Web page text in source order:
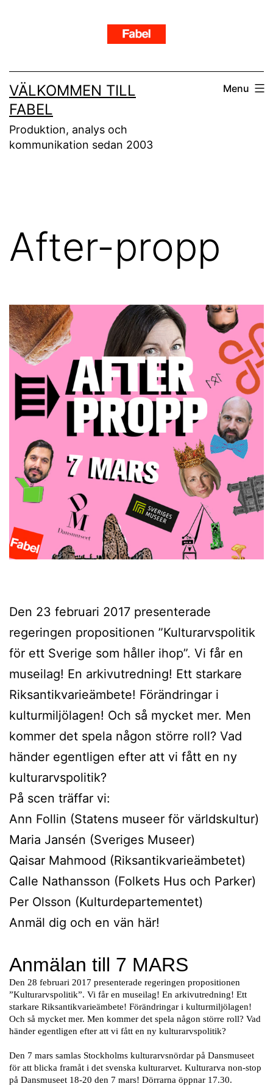
VÄLKOMMEN TILL
FABEL
Produktion, analys och
kommunikation sedan 2003
Menu
After-propp
Den 23 februari 2017 presenterade
regeringen propositionen ”Kulturarvspolitik
för ett Sverige som håller ihop”. Vi får en
museilag! En arkivutredning! Ett starkare
Riksantikvarieämbete! Förändringar i
kulturmiljölagen! Och så mycket mer. Men
kommer det spela någon större roll? Vad
händer egentligen efter att vi fått en ny
kulturarvspolitik?
På scen träffar vi:
Ann Follin (Statens museer för världskultur)
Maria Jansén (Sveriges Museer)
Qaisar Mahmood (Riksantikvarieämbetet)
Calle Nathansson (Folkets Hus och Parker)
Per Olsson (Kulturdepartementet)
Anmäl dig och en vän här!